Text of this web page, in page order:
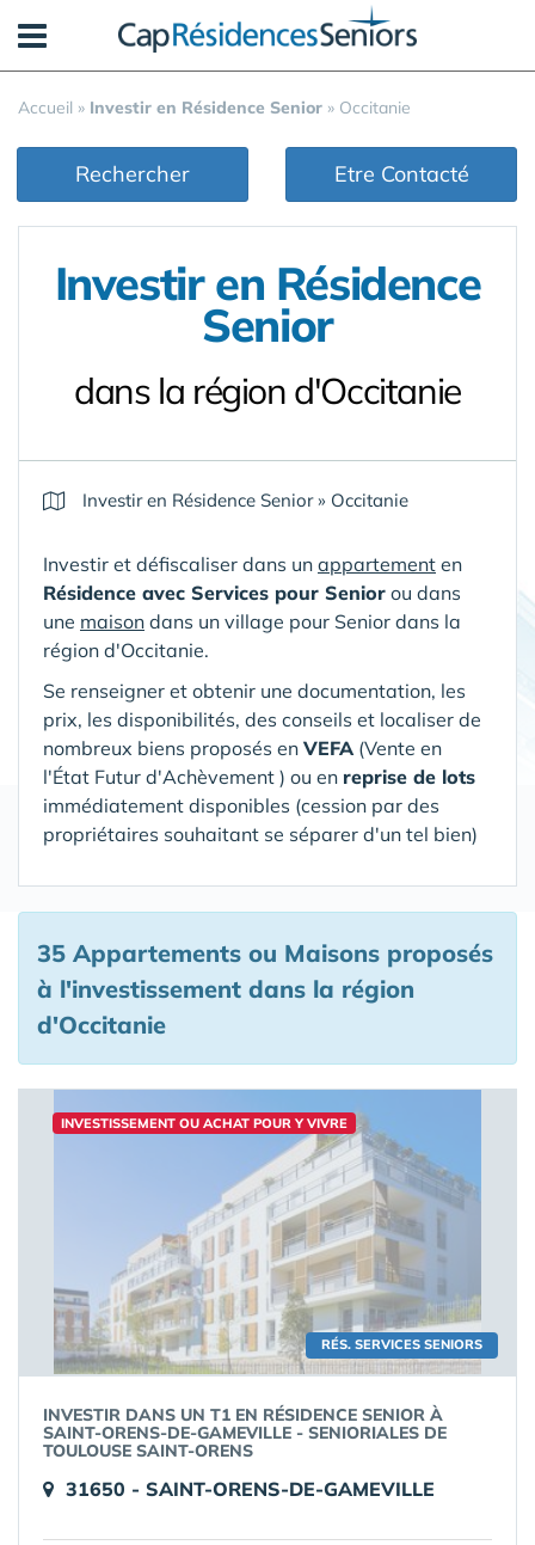
Accueil » Investir en Résidence Senior » Occitanie
Rechercher Etre Contacté
Investir en Résidence
Senior
dans la région d'Occitanie
Investir en Résidence Senior» Occitanie
Investir et défiscaliser dans un appartement en
Résidence avec Services pour Senior ou dans
une maison dans un village pour Senior dans la
région d'Occitanie.
Se renseigner et obtenir une documentation, les
prix, les disponibilités, des conseils et localiser de
nombreux biens proposés en VEFA (Vente en
l'État Futur d'Achèvement ) ou en reprise de lots
immédiatement disponibles (cession par des
propriétaires souhaitant se séparer d'un tel bien)
35 Appartements ou Maisons proposés
à l'investissement dans la région
d'Occitanie
RÉS. SERVICES SENIORS
INVESTISSEMENT OU ACHAT POUR Y VIVRE
INVESTIR DANS UN T1 EN RÉSIDENCE SENIOR À
SAINT-ORENS-DE-GAMEVILLE - SENIORIALES DE
TOULOUSE SAINT-ORENS
31650 - SAINT-ORENS-DE-GAMEVILLE